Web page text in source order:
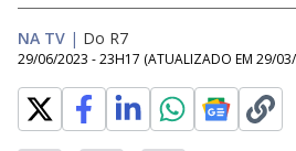
NA TV | Do R7
29/06/2023 - 23H17 (ATUALIZADO EM 29/